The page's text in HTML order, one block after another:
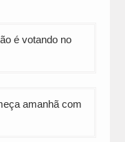
é votando no
amanhã com